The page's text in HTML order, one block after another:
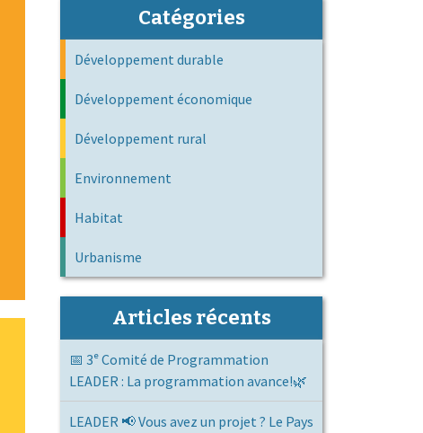
Catégories
Développement durable
Développement économique
Développement rural
Environnement
Habitat
Urbanisme
Articles récents
📅 3ᵉ Comité de Programmation
LEADER : La programmation avance!🌿
LEADER 📢 Vous avez un projet ? Le Pays